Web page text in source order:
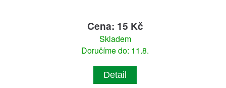
Cena: 15 Kč
Skladem
Doručíme do: 11.8.
Detail